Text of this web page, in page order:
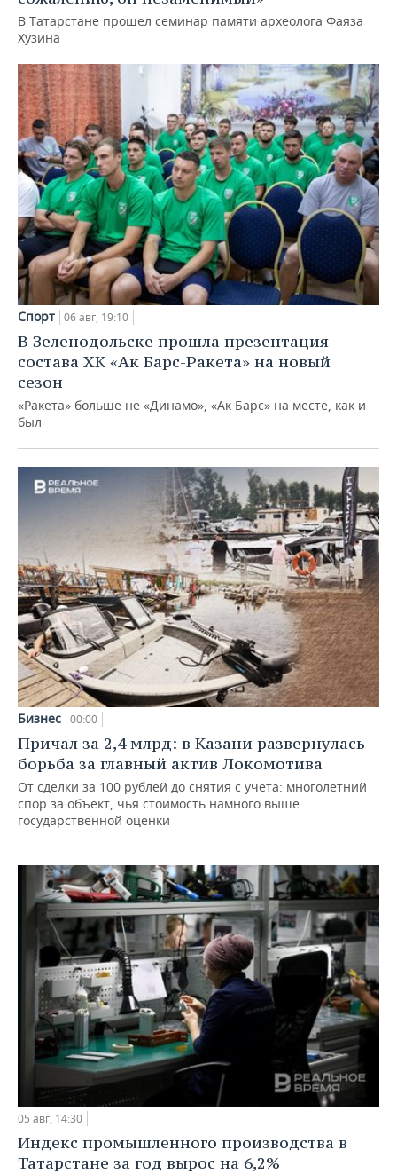
В Татарстане прошел семинар памяти археолога Фаяза
Хузина
Спорт 06 авг, 19:10
В Зеленодольске прошла презентация
состава ХК «Ак Барс-Ракета» на новый
сезон
«Ракета» больше не «Динамо», «Ак Барс» на месте, как и
был
Бизнес 00:00
Причал за 2,4 млрд: в Казани развернулась
борьба за главный актив Локомотива
От сделки за 100 рублей до снятия с учета: многолетний
спор за объект, чья стоимость намного выше
государственной оценки
05 авг, 14:30
Индекс промышленного производства в
Татарстане за год вырос на 6,2%